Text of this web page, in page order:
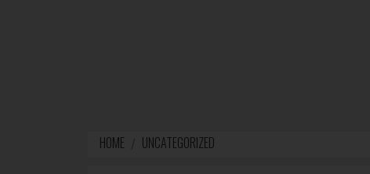
HOME UNCATEGORIZED